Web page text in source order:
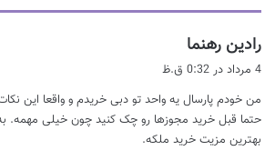
رادین رهنما
ف
:
4 مرداد در 0:32 ق.ظ
من خودم پارسال یه واحد تو دبی خریدم و واقعا این
حتما قبل خرید مجوزها رو چک کنید چون خیلی مهمه.
بهترین مزیت خرید ملکه.